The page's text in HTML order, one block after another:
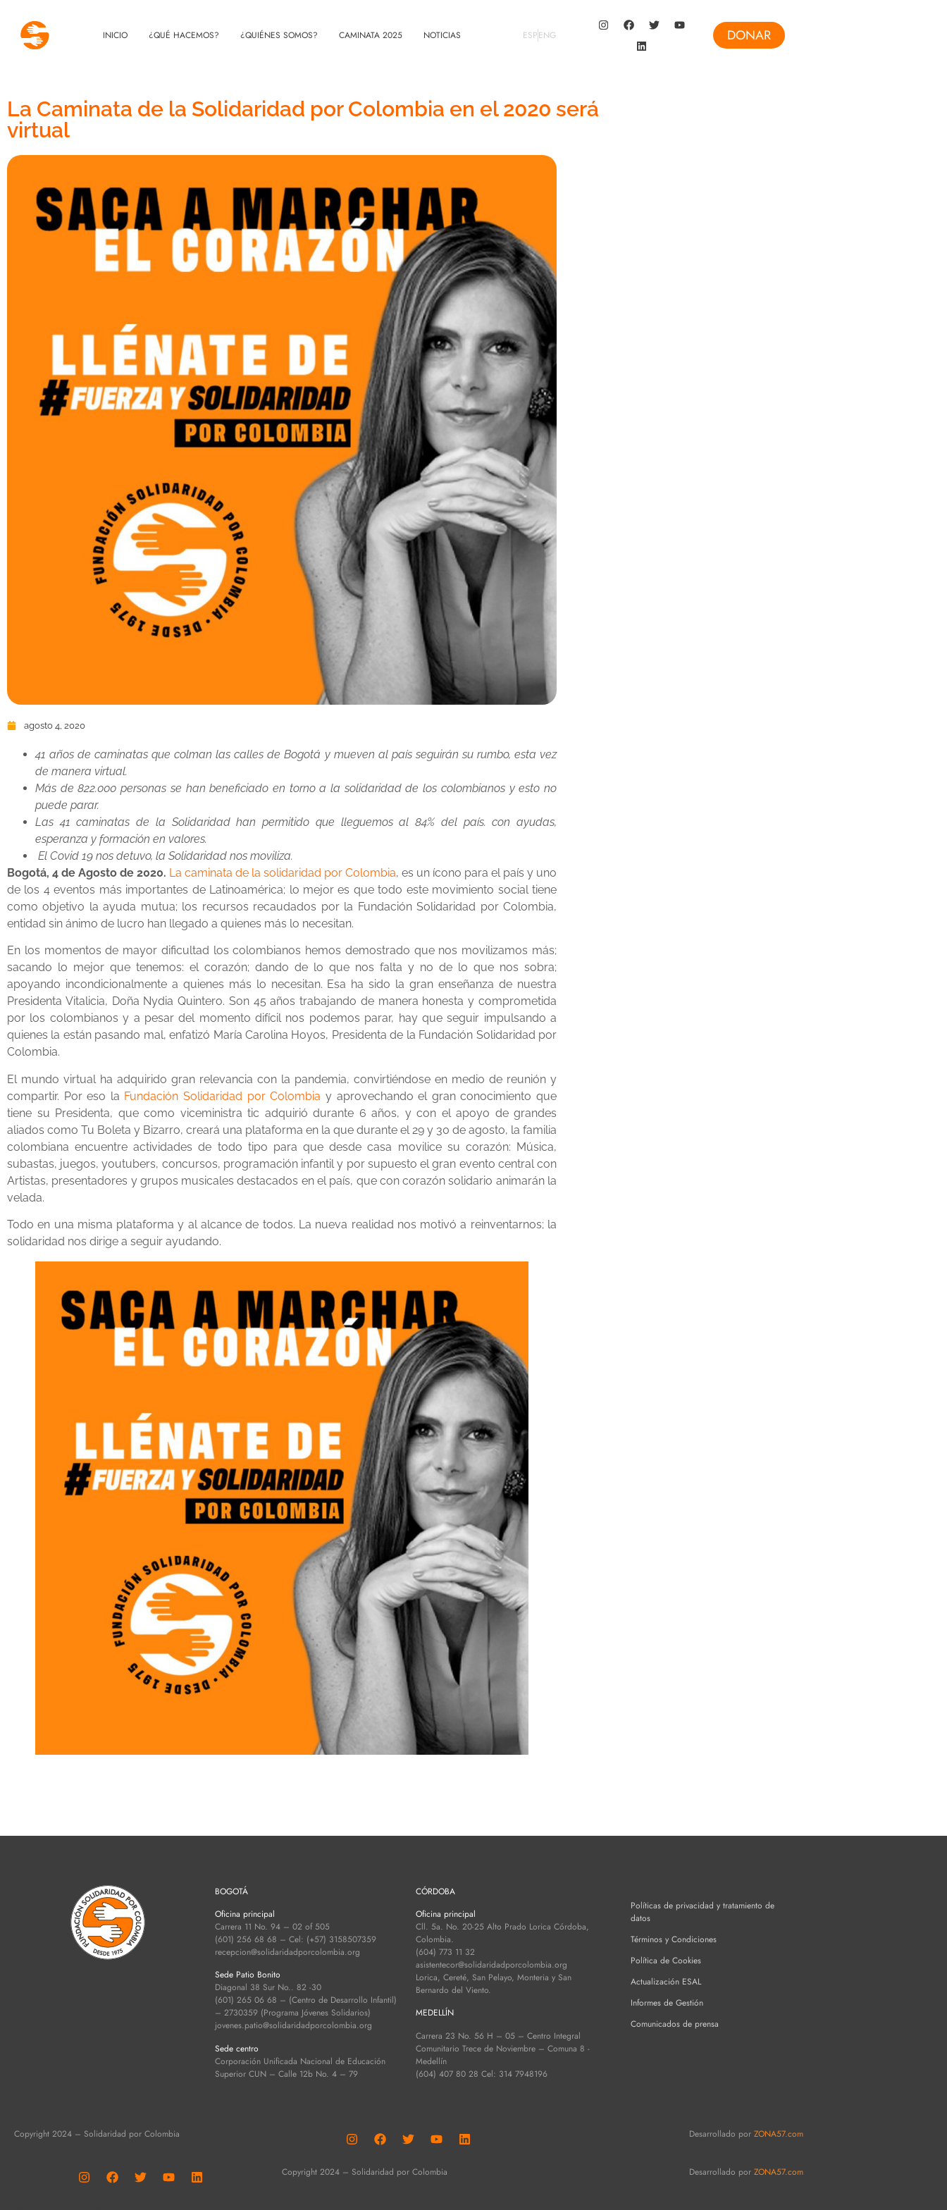
INICIO ¿QUÉ HACEMOS? ¿QUIÉNES SOMOS? CAMINATA 2025 NOTICIAS ESPENG DONAR
La Caminata de la Solidaridad por Colombia en el 2020 será
virtual
agosto 4, 2020
41 años de caminatas que colman las calles de Bogotá y mueven al país seguirán su rumbo, esta vez
de manera virtual.
Más de 822.000 personas se han beneficiado en torno a la solidaridad de los colombianos y esto no
puede parar.
Las 41 caminatas de la Solidaridad han permitido que lleguemos al 84% del país. con ayudas,
esperanza y formación en valores.
El Covid 19 nos detuvo, la Solidaridad nos moviliza.
Bogotá, 4 de Agosto de 2020. La caminata de la solidaridad por Colombia, es un ícono para el país y uno
de los 4 eventos más importantes de Latinoamérica; lo mejor es que todo este movimiento social tiene
como objetivo la ayuda mutua; los recursos recaudados por la Fundación Solidaridad por Colombia,
entidad sin ánimo de lucro han llegado a quienes más lo necesitan.
En los momentos de mayor dificultad los colombianos hemos demostrado que nos movilizamos más;
sacando lo mejor que tenemos: el corazón; dando de lo que nos falta y no de lo que nos sobra;
apoyando incondicionalmente a quienes más lo necesitan. Esa ha sido la gran enseñanza de nuestra
Presidenta Vitalicia, Doña Nydia Quintero. Son 45 años trabajando de manera honesta y comprometida
por los colombianos y a pesar del momento difícil nos podemos parar, hay que seguir impulsando a
quienes la están pasando mal, enfatizó María Carolina Hoyos, Presidenta de la Fundación Solidaridad por
Colombia.
El mundo virtual ha adquirido gran relevancia con la pandemia, convirtiéndose en medio de reunión y
compartir. Por eso la Fundación Solidaridad por Colombia y aprovechando el gran conocimiento que
tiene su Presidenta, que como viceministra tic adquirió durante 6 años, y con el apoyo de grandes
aliados como Tu Boleta y Bizarro, creará una plataforma en la que durante el 29 y 30 de agosto, la familia
colombiana encuentre actividades de todo tipo para que desde casa movilice su corazón: Música,
subastas, juegos, youtubers, concursos, programación infantil y por supuesto el gran evento central con
Artistas, presentadores y grupos musicales destacados en el país, que con corazón solidario animarán la
velada.
Todo en una misma plataforma y al alcance de todos. La nueva realidad nos motivó a reinventarnos; la
solidaridad nos dirige a seguir ayudando.
BOGOTÁ
Oficina principal
Carrera 11 No. 94 – 02 of 505
(601) 256 68 68 – Cel: (+57) 3158507359
recepcion@solidaridadporcolombia.org
Sede Patio Bonito
Diagonal 38 Sur No.. 82 -30
(601) 265 06 68 – (Centro de Desarrollo Infantil)
– 2730359 (Programa Jóvenes Solidarios)
jovenes.patio@solidaridadporcolombia.org
Sede centro
Corporación Unificada Nacional de Educación
Superior CUN – Calle 12b No. 4 – 79
CÓRDOBA
Oficina principal
Cll. 5a. No. 20-25 Alto Prado Lorica Córdoba,
Colombia.
(604) 773 11 32
asistentecor@solidaridadporcolombia.org
Lorica, Cereté, San Pelayo, Monteria y San
Bernardo del Viento.
MEDELLÍN
Carrera 23 No. 56 H – 05 – Centro Integral
Comunitario Trece de Noviembre – Comuna 8 -
Medellín
(604) 407 80 28 Cel: 314 7948196
Políticas de privacidad y tratamiento de
datos
Términos y Condiciones
Política de Cookies
Actualización ESAL
Informes de Gestión
Comunicados de prensa
Copyright 2024 – Solidaridad por Colombia Desarrollado por ZONA57.com
Copyright 2024 – Solidaridad por Colombia Desarrollado por ZONA57.com